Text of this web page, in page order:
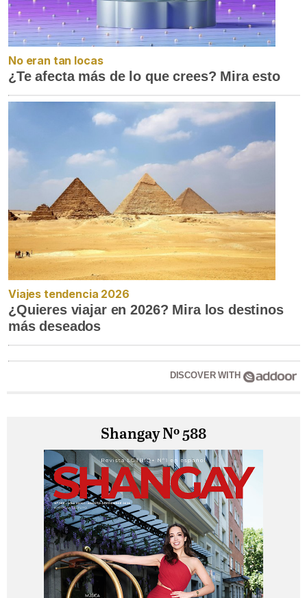
No eran tan locas
¿Te afecta más de lo que crees? Mira esto
Viajes tendencia 2026
¿Quieres viajar en 2026? Mira los destinos
más deseados
DISCOVER WITH
Shangay Nº 588